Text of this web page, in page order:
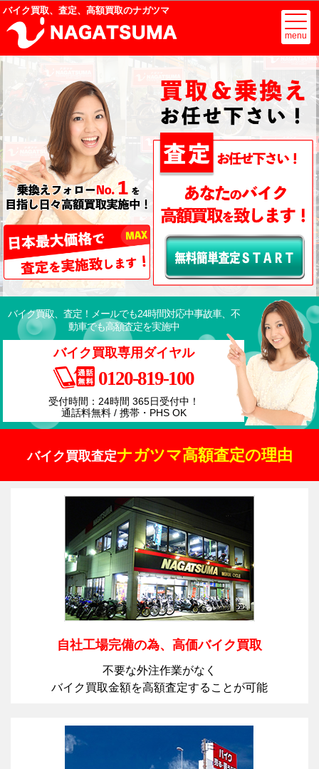
バイク買取、査定、高額買取のナガツマ
menu
バイク買取、査定！メールでも24時間対応中事故車、不
動車でも高額査定を実施中
バイク買取専用ダイヤル
0120-819-100
受付時間：24時間 365日受付中！
通話料無料 / 携帯・PHS OK
バイク買取査定ナガツマ高額査定の理由
自社工場完備の為、高価バイク買取
不要な外注作業がなく
バイク買取金額を高額査定することが可能